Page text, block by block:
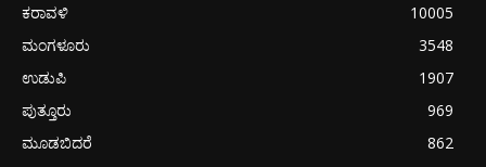
ಕರಾವಳಿ
10005
ಮಂಗಳೂರು
3548
ಉಡುಪಿ
1907
ಪುತ್ತೂರು
969
ಮೂಡಬಿದರೆ
862